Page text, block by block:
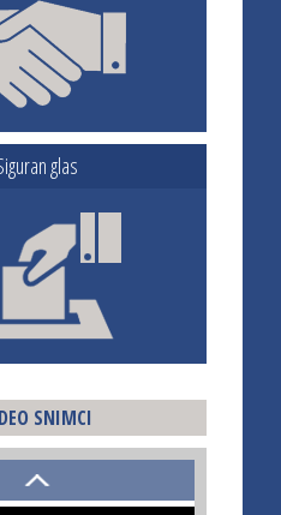
glas
SNIMCI